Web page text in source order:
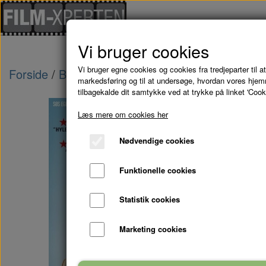
Forside Brugte Film LÆRKEVEJ: TIL
Vi bruger cookies
Vi bruger egne cookies og cookies fra tredjeparter til
markedsføring og til at undersøge, hvordan vores
tilbagekalde dit samtykke ved at trykke på linket
Læs mere om cookies her
Nødvendige cookies
Funktionelle cookies
Statistik cookies
Marketing cookies